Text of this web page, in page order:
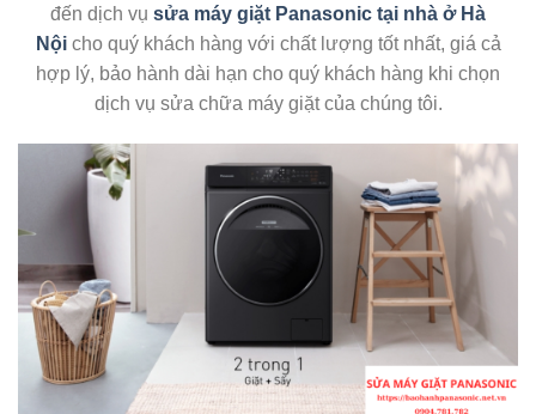
đến dịch vụ sửa máy giặt Panasonic tại nhà ở Hà
Nộicho quý khách hàng với chất lượng tốt nhất, giá cả
hợp lý, bảo hành dài hạn cho quý khách hàng khi chọn
dịch vụ sửa chữa máy giặt của chúng tôi.